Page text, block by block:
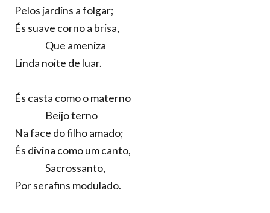
Pelos jardins a folgar;
És suave corno a brisa,
Que ameniza
Linda noite de luar.
És casta como o materno
Beijo terno
Na face do filho amado;
És divina como um canto,
Sacrossanto,
Por serafins modulado.